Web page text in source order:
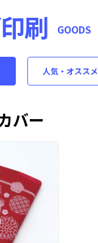
刷 GOODS
人気・オススメ
バー